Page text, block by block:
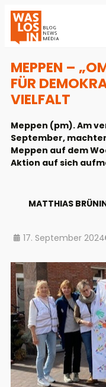
MEPPEN –
FÜR
VIELFALT
Meppen (pm). Am
September, machten
Meppen auf dem
Aktion auf sich
MATTHIAS
17. September 2024